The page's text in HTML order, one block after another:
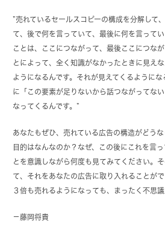
”売れているセールスコピーの構成を分解して
て、後で何を言っていて、最後に何を言って
ことは、ここにつながって、最後ここにつな
とによって、全く知識がなかったときに見え
ようになるんです。それが見えてくるように
に「この要素が足りないから話つながってな
なってくるんです。”
あなたもぜひ、売れている広告の構造がどう
目的はなんなのか？なぜ、この後にこれを言
とを意識しながら何度も見てみてください。
て、それをあなたの広告に取り入れることが
３倍も売れるようになっても、まったく不思議
－藤岡将貴